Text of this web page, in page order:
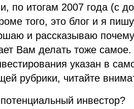
по итогам 2007 года (с
того, это блог и я
и рассказываю
Вам делать тоже самое.
указан в
рубрики, читайте
инвестор?